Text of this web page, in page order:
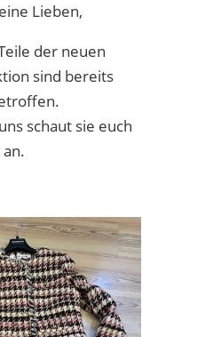
Lieben,
der neuen
sind bereits
schaut sie euch
an.